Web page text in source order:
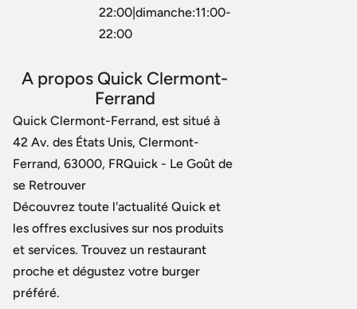
22:00|dimanche:11:00-
22:00
A propos Quick Clermont-
Ferrand
Quick Clermont-Ferrand, est situé à
42 Av. des États Unis, Clermont-
Ferrand, 63000, FRQuick - Le Goût de
se Retrouver
Découvrez toute l'actualité Quick et
les offres exclusives sur nos produits
et services. Trouvez un restaurant
proche et dégustez votre burger
préféré.